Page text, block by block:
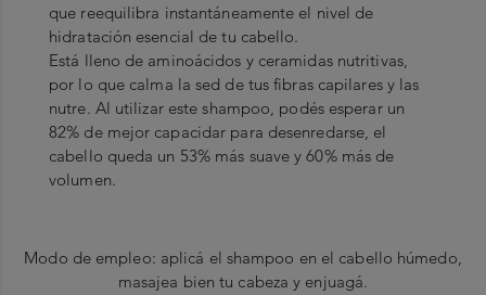
que reequilibra instantáneamente el nivel de
hidratación esencial de tu cabello.
Está lleno de aminoácidos y ceramidas nutritivas,
por lo que calma la sed de tus fibras capilares y las
nutre. Al utilizar este shampoo, podés esperar un
82% de mejor capacidar para desenredarse, el
cabello queda un 53% más suave y 60% más de
volumen.
Modo de empleo: aplicá el shampoo en el cabello húmedo,
masajea bien tu cabeza y enjuagá.